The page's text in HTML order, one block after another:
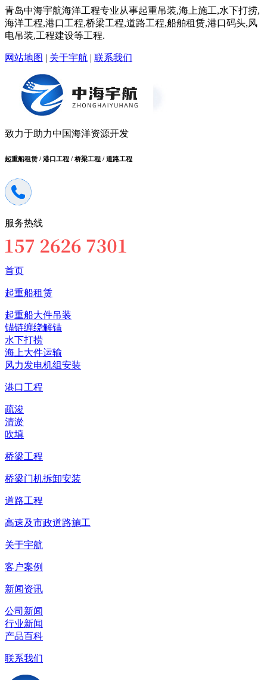
青岛中海宇航海洋工程专业从事起重吊装,海上施工,水下打捞,
海洋工程,港口工程,桥梁工程,道路工程,船舶租赁,港口码头,风
电吊装,工程建设等工程.
网站地图 | 关于宇航 | 联系我们
致力于助力中国海洋资源开发
起重船租赁 / 港口工程 / 桥梁工程 / 道路工程
服务热线
首页
起重船租赁
起重船大件吊装
锚链缠绕解锚
水下打捞
海上大件运输
风力发电机组安装
港口工程
疏浚
清淤
吹填
桥梁工程
桥梁门机拆卸安装
道路工程
高速及市政道路施工
关于宇航
客户案例
新闻资讯
公司新闻
行业新闻
产品百科
联系我们